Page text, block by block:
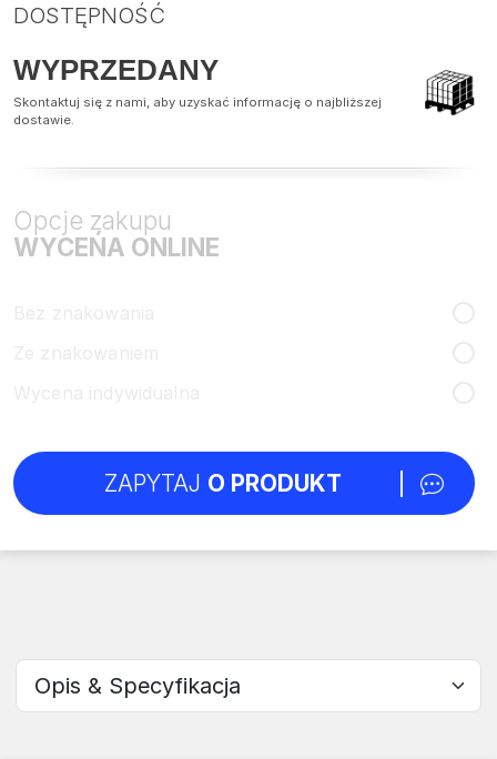
Wybierz sekcję
DOSTĘPNOŚĆ
WYPRZEDANY
Skontaktuj się z nami, aby uzyskać informację o najbliższej
dostawie.
Opcje zakupu
WYCEŃA ONLINE
ZAPYTAJ O PRODUKT